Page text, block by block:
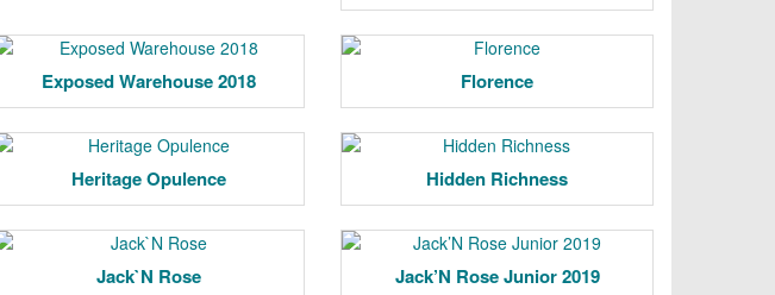
Exposed Warehouse 2018 Florence
Heritage Opulence Hidden Richness
Jack`N Rose Jack’N Rose Junior 2019